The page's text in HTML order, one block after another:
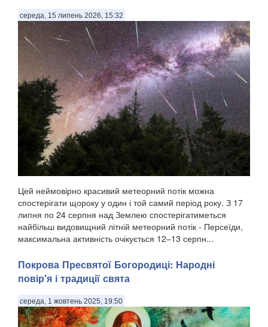
середа, 15 липень 2026, 15:32
Цей неймовірно красивий метеорний потік можна
спостерігати щороку у один і той самий період року. З 17
липня по 24 серпня над Землею спостерігатиметься
найбільш видовищний літній метеорний потік - Персеїди,
максимальна активність очікується 12–13 серпн...
Покрова Пресвятої Богородиці: Народні
повір'я і традиції свята
середа, 1 жовтень 2025, 19:50